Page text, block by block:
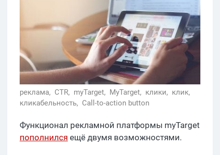
реклама, CTR, myTarget, MyTarget, клики, клик,
кликабельность, Call-to-action button
Функционал рекламной платформы myTarget
пополнился ещё двумя возможностями.